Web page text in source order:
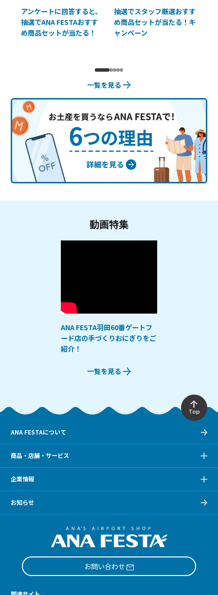
アンケートに回答すると、
抽選でANA FESTAおすす
め商品セットが当たる！
抽選でスタッフ厳選おすす
め商品セットが当たる！キ
ャンペーン
一覧を見る
動画特集
ANA FESTA羽田60番ゲートフ
ード店の手づくりおにぎりをご
紹介！
一覧を見る
Top
ANA FESTAについて
商品・店舗・サービス
企業情報
お知らせ
お問い合わせ